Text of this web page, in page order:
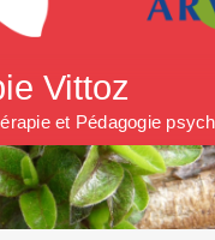
Vittoz
et Pédagogie